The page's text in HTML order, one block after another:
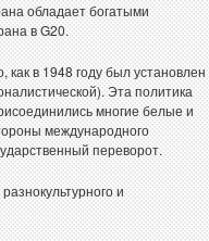
обладает богатыми
в G20.
в 1948 году был установлен
Эта политика
многие белые и
международного
переворот.
и